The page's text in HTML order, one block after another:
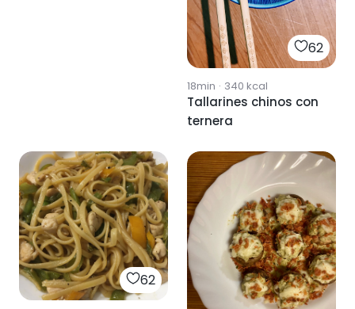
62
18min · 340 kcal
Tallarines chinos con
ternera
62